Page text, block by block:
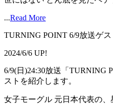
...Read More
TURNING POINT 6/9放送ゲ
2024/6/6 UP!
6/9(日)24:30放送「TURNING
ストを紹介します。
女子モーグル 元日本代表の、